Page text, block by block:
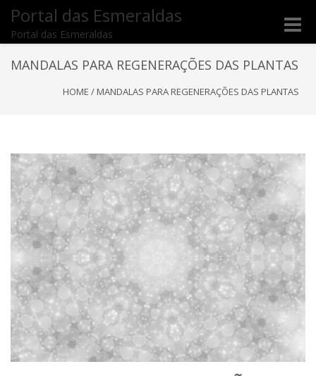
Portal das Esmeraldas
Portal das Esmeraldas
Toggle
MANDALAS PARA REGENERAÇÕES DAS PLANTAS
HOME / MANDALAS PARA REGENERAÇÕES DAS PLANTAS